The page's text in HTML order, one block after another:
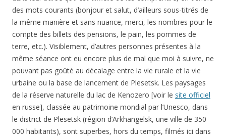
des mots courants (bonjour et salut, d’ailleurs sous-titrés de
la même manière et sans nuance, merci, les nombres pour le
compte des billets des pensions, le pain, les pommes de
terre, etc.). Visiblement, d’autres personnes présentes à la
même séance ont eu encore plus de mal que moi à suivre, ne
pouvant pas goûté au décalage entre la vie rurale et la vie
urbaine ou la base de lancement de Plesetsk. Les paysages
de la réserve naturelle du lac de Kenozero [voir le site officiel
en russe], classée au patrimoine mondial par l’Unesco, dans
le district de Plesetsk (région d’Arkhangelsk, une ville de 350
000 habitants), sont superbes, hors du temps, filmés ici dans